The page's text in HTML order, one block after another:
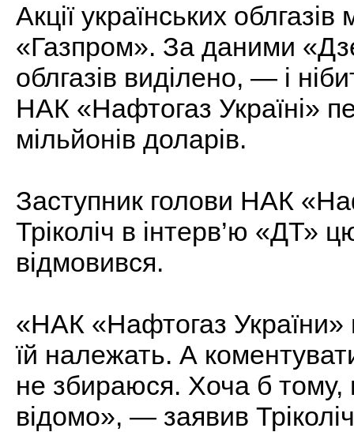
Акції українських
«Газпром». За даними
облгазів виділено, — і
НАК «Нафтогаз Україні»
мільйонів доларів.
Заступник голови НАК
Тріколіч в інтерв’ю «ДТ»
відмовився.
«НАК «Нафтогаз України»
їй належать. А
не збираюся. Хоча б тому,
відомо», — заявив